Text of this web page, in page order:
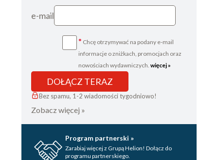
e-mail
* Chcę otrzymywać na podany e-mail
informacje o zniżkach, promocjach oraz
nowościach wydawniczych. więcej »
DOŁĄCZ TERAZ
Bez spamu, 1-2 wiadomości tygodniowo!
Zobacz więcej »
Program partnerski »
Zarabiaj więcej z Grupą Helion! Dołącz do
programu partnerskiego.